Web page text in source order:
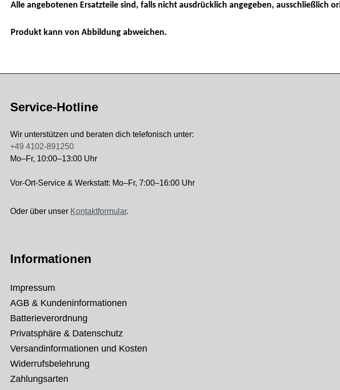
Alle angebotenen Ersatzteile sind, falls nicht ausdrücklich angegeben, ausschließlich
Produkt kann von Abbildung abweichen.
Service-Hotline
Wir unterstützen und beraten dich telefonisch unter:
+49 4102-891250
Mo–Fr, 10:00–13:00 Uhr
Vor-Ort-Service & Werkstatt: Mo–Fr, 7:00–16:00 Uhr
Oder über unser Kontaktformular.
Informationen
Impressum
AGB & Kundeninformationen
Batterieverordnung
Privatsphäre & Datenschutz
Versandinformationen und Kosten
Widerrufsbelehrung
Zahlungsarten